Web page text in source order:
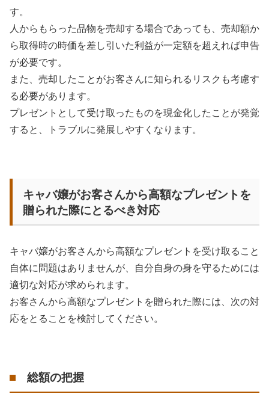
す。
人からもらった品物を売却する場合であっても、売却額か
ら取得時の時価を差し引いた利益が一定額を超えれば申告
が必要です。
また、売却したことがお客さんに知られるリスクも考慮す
る必要があります。
プレゼントとして受け取ったものを現金化したことが発覚
すると、トラブルに発展しやすくなります。
キャバ嬢がお客さんから高額なプレゼントを
贈られた際にとるべき対応
キャバ嬢がお客さんから高額なプレゼントを受け取ること
自体に問題はありませんが、自分自身の身を守るためには
適切な対応が求められます。
お客さんから高額なプレゼントを贈られた際には、次の対
応をとることを検討してください。
総額の把握